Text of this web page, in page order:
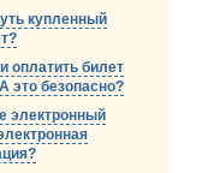
купленный
оплатить билет
это безопасно?
электронный